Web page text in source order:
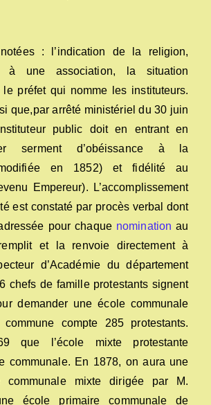
: l’indication de la religion,
à une association, la situation
le préfet qui nomme les instituteurs.
que,par arrêté ministériel du 30 juin
public doit en entrant en
serment d’obéissance à la
en 1852) et fidélité au
Empereur). L’accomplissement
est constaté par procès verbal dont
pour chaque nomination au
et la renvoie directement à
d’Académie du département
chefs de famille protestants signent
demander une école communale
compte 285 protestants.
que l’école mixte protestante
communale. En 1878, on aura une
communale mixte dirigée par M.
école primaire communale de